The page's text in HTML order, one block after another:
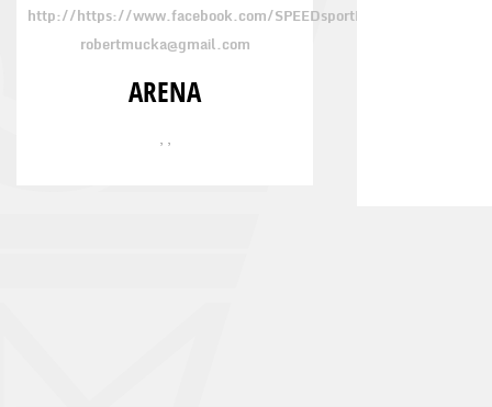
http://https://www.facebook.com/SPEEDsportFundacja
robertmucka@gmail.com
ARENA
, ,